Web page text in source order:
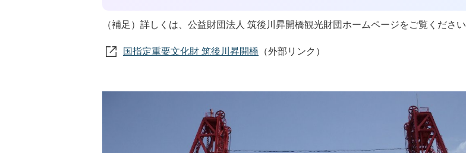
（補足）詳しくは、公益財団法人 筑後川昇開橋観光財団ホームページをご覧ください
国指定重要文化財 筑後川昇開橋 （外部リンク）